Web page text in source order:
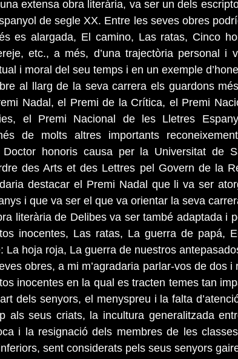
extensa obra literària, va ser un dels
de segle XX. Entre les seves obres
es alargada, El camino, Las ratas, Cinco
etc., a més, d’una trajectòria personal i
i moral del seu temps i en un exemple
al llarg de la seva carrera els guardons
Nadal, el Premi de la Crítica, el Premi
el Premi Nacional de les Lletres
de molts altres importants
honoris causa per la Universitat de
des Arts et des Lettres pel Govern de la
destacar el Premi Nadal que li va ser
i que va ser el que va orientar la seva
literària de Delibes va ser també adaptada i
inocentes, Las ratas, La guerra de papá,
La hoja roja, La guerra de nuestros
obres, a mi m’agradaria parlar-vos de dos
inocentes en la qual es tracten temes tan
dels senyors, el menyspreu i la falta
als seus criats, la incultura generalitzada
i la resignació dels membres de les
sent considerats pels seus senyors